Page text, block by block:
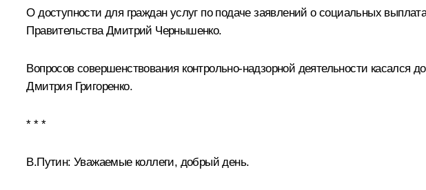
О доступности для граждан услуг по подаче заявлений о социальных
Правительства Дмитрий Чернышенко.
Вопросов совершенствования контрольно-надзорной деятельности касался
Дмитрия Григоренко.
* * *
В.Путин: Уважаемые коллеги, добрый день.